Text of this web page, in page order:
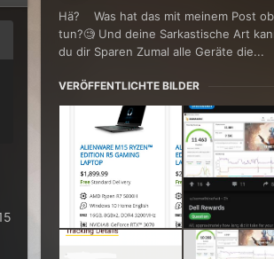
Hä? Was hat das mit meinem Post
tun?🧐 Und deine Sarkastische Art
du dir Sparen Zumal alle Geräte die...
VERÖFFENTLICHTE BILDER